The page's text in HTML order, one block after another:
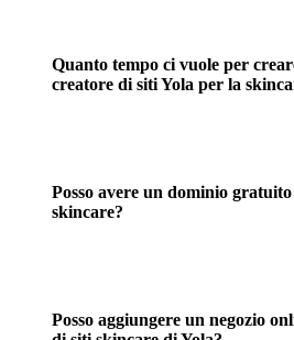
Quanto tempo ci vuole per
creatore di siti Yola per la
Posso avere un dominio
skincare?
Posso aggiungere un negozio